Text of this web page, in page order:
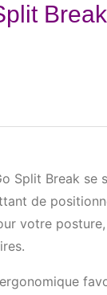
Split Break se
de
votre